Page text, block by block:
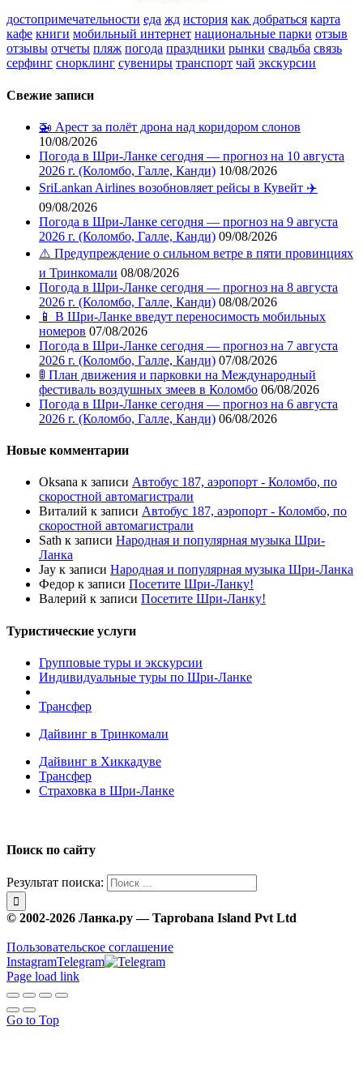
достопримечательности еда жд история как добраться карта
кафе книги мобильный интернет национальные парки отзыв
отзывы отчеты пляж погода праздники рынки свадьба связь
серфинг снорклинг сувениры транспорт чай экскурсии
Свежие записи
🚁 Арест за полёт дрона над коридором слонов
10/08/2026
Погода в Шри-Ланке сегодня — прогноз на 10 августа
2026 г. (Коломбо, Галле, Канди) 10/08/2026
SriLankan Airlines возобновляет рейсы в Кувейт ✈️
09/08/2026
Погода в Шри-Ланке сегодня — прогноз на 9 августа
2026 г. (Коломбо, Галле, Канди) 09/08/2026
⚠️ Предупреждение о сильном ветре в пяти провинциях
и Тринкомали 08/08/2026
Погода в Шри-Ланке сегодня — прогноз на 8 августа
2026 г. (Коломбо, Галле, Канди) 08/08/2026
📱 В Шри-Ланке введут переносимость мобильных
номеров 07/08/2026
Погода в Шри-Ланке сегодня — прогноз на 7 августа
2026 г. (Коломбо, Галле, Канди) 07/08/2026
🚦 План движения и парковки на Международный
фестиваль воздушных змеев в Коломбо 06/08/2026
Погода в Шри-Ланке сегодня — прогноз на 6 августа
2026 г. (Коломбо, Галле, Канди) 06/08/2026
Новые комментарии
Oksana к записи Автобус 187, аэропорт - Коломбо, по
скоростной автомагистрали
Виталий к записи Автобус 187, аэропорт - Коломбо, по
скоростной автомагистрали
Sath к записи Народная и популярная музыка Шри-
Ланка
Jay к записи Народная и популярная музыка Шри-Ланка
Федор к записи Посетите Шри-Ланку!
Валерий к записи Посетите Шри-Ланку!
Туристические услуги
Групповые туры и экскурсии
Индивидуальные туры по Шри-Ланке
Трансфер
Дайвинг в Тринкомали
Дайвинг в Хиккадуве
Трансфер
Страховка в Шри-Ланке
Поиск по сайту
Результат поиска:
© 2002-2026 Ланка.ру — Taprobana Island Pvt Ltd
Пользовательское соглашение
InstagramTelegram
Page load link
Go to Top